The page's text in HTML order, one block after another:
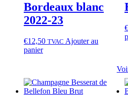
Bordeaux blanc
2022‑23
€12,50 TVAC Ajouter au
panier
€